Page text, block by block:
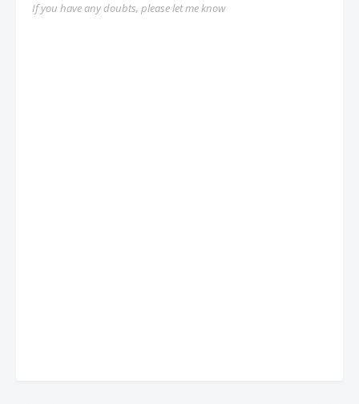
If you have any doubts, please let me know